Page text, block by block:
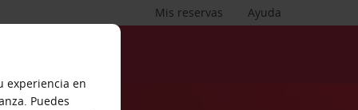
Ayuda
Mis reservas
experiencia en
Puedes